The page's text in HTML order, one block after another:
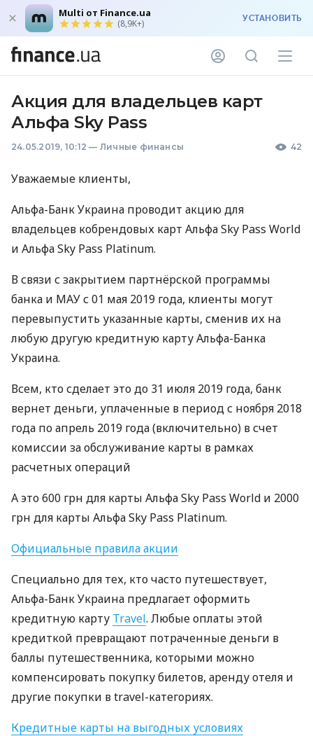
Multi от Finance.ua
(8,9K+) УСТАНОВИТЬ
Акция для владельцев карт
Альфа Sky Pass
24.05.2019, 10:12 — Личные финансы 42
Уважаемые клиенты,
Альфа-Банк Украина проводит акцию для
владельцев кобрендовых карт Альфа Sky Pass World
и Альфа Sky Pass Platinum.
В связи с закрытием партнёрской программы
банка и МАУс 01 мая 2019 года, клиенты могут
перевыпустить указанные карты, сменив их на
любую другую кредитную карту Альфа-Банка
Украина.
Всем, кто сделает это до 31 июля 2019 года, банк
вернет деньги, уплаченные в период с ноября 2018
года по апрель 2019 года (включительно) в счет
комиссии за обслуживание карты в рамках
расчетных операций
А это 600 грн для карты Альфа Sky Pass World и 2000
грн для карты Альфа Sky Pass Platinum.
Официальные правила акции
Специально для тех, кто часто путешествует,
Альфа-Банк Украина предлагает оформить
кредитную карту Travel. Любые оплаты этой
кредиткой превращают потраченные деньги в
баллы путешественника, которыми можно
компенсировать покупку билетов, аренду отеля и
другие покупки в travel-категориях.
Кредитные карты на выгодных условиях